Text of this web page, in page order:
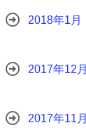
2018年1月
2017年12月
2017年11月